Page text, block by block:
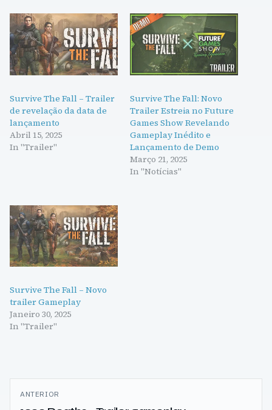
Survive The Fall – Trailer
de revelação da data de
lançamento
Abril 15, 2025
In "Trailer"
Survive The Fall: Novo
Trailer Estreia no Future
Games Show Revelando
Gameplay Inédito e
Lançamento de Demo
Março 21, 2025
In "Notícias"
Survive The Fall – Novo
trailer Gameplay
Janeiro 30, 2025
In "Trailer"
Navegação
ANTERIOR